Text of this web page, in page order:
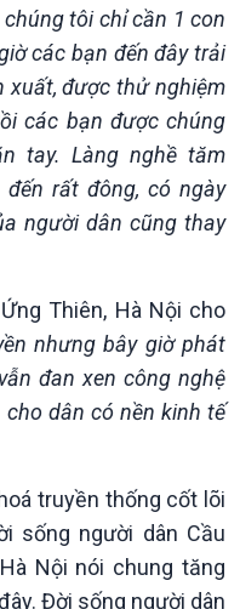
sự 12h
sự 18h
sự 21h30
tin
mục
dòng Thời sự
tôi chỉ cần 1 con
các bạn đến đây trải
xuất, được thử nghiệm
các bạn được chúng
tay. Làng nghề tăm
rất đông, có ngày
người dân cũng thay
Thiên, Hà Nội cho
nhưng bây giờ phát
đan xen công nghệ
dân có nền kinh tế
truyền thống cốt lõi
sống người dân Cầu
Nội nói chung tăng
Đời sống người dân